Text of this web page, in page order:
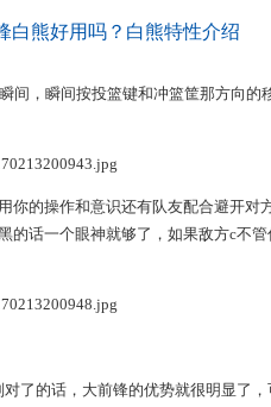
白熊好用吗？白熊特性介绍
，瞬间按投篮键和冲篮筐那方向的
你的操作和意识还有队友配合避开对
的话一个眼神就够了，如果敌方c不
了的话，大前锋的优势就很明显了